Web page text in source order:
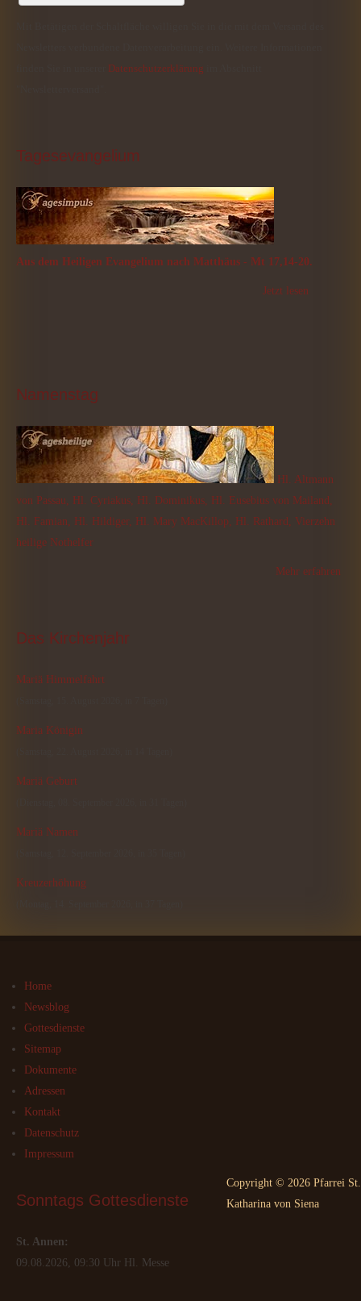
Datenschutzerklärung
Tagesevangelium
Aus dem Heiligen Evangelium nach Matthäus - Mt 17,14-20.
Jetzt lesen
Namenstag
Hl. Altmann
von Passau, Hl. Cyriakus, Hl. Dominikus, Hl. Eusebius von Mailand,
Hl. Famian, Hl. Hildiger, Hl. Mary MacKillop, Hl. Rathard, Vierzehn
heilige Nothelfer
Mehr erfahren
Das Kirchenjahr
Mariä Himmelfahrt
Maria Königin
Mariä Geburt
Mariä Namen
Kreuzerhöhung
Home
Newsblog
Gottesdienste
Sitemap
Dokumente
Adressen
Kontakt
Datenschutz
Impressum
Sonntags Gottesdienste
St. Annen:
09.08.2026, 09:30 Uhr Hl. Messe
Copyright © 2026 Pfarrei St.
Katharina von Siena